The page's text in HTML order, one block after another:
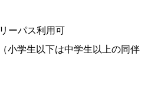
ーパス利用可
小学生以下は中学生以上の同伴